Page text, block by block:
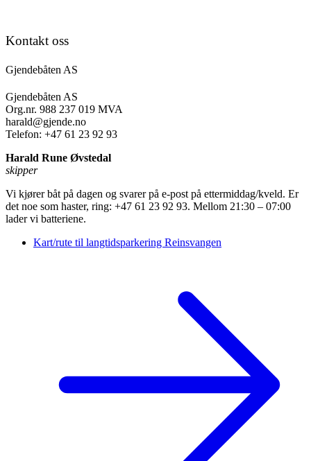
Kontakt oss
Gjendebåten AS
Gjendebåten AS
Org.nr. 988 237 019 MVA
harald@gjende.no
Telefon: +47 61 23 92 93
Harald Rune Øvstedal
skipper
Vi kjører båt på dagen og svarer på e-post på ettermiddag/kveld. Er
det noe som haster, ring: +47 61 23 92 93. Mellom 21:30 – 07:00
lader vi batteriene.
Kart/rute til langtidsparkering Reinsvangen